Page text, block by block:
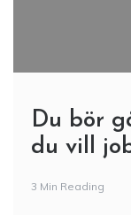
Du bör
du vill
3 Min Reading